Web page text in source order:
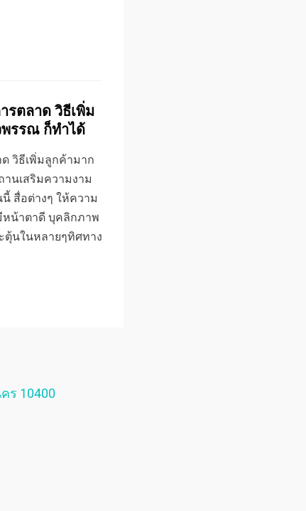
รตลาด วิธีเพิ่ม
รรณ ก็ทำได้
วิธีเพิ่มลูกค้ามาก
นเสริมความงาม
สื่อต่างๆ ให้ความ
หน้าตาดี บุคลิกภาพ
ตุ้นในหลายๆทิศทาง
ร 10400